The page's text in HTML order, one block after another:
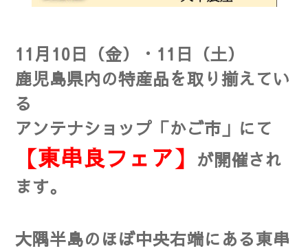
11月10日（金）・11日（土）
鹿児島県内の特産品を取り揃えてい
る
アンテナショップ「かご市」にて
【東串良フェア】 が開催され
ます。
大隅半島のほぼ中央右端にある東串